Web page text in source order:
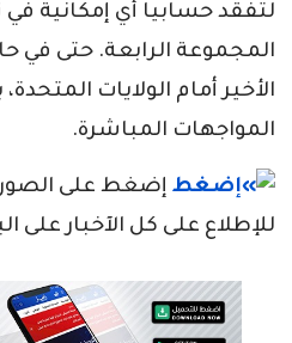
لتفقد حسابيا أي إمكانية
المجموعة الرابعة. حتى في
الأخير أمام الولايات
المواجهات المباشرة.
إضغط على
للإطلاع على كل الآخبار على